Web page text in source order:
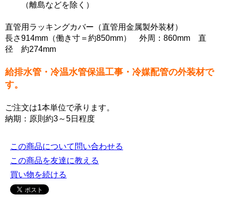
（離島などを除く）
直管用ラッキングカバー（直管用金属製外装材）
長さ914mm（働き寸＝約850mm） 外周：860mm 直
径 約274mm
給排水管・冷温水管保温工事・冷媒配管の外装材で
す。
ご注文は1本単位で承ります。
納期：原則約3～5日程度
この商品について問い合わせる
この商品を友達に教える
買い物を続ける